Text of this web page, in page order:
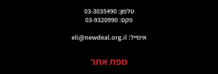
טלפון: 03-3035490
פקס: 03-9320990
אימייל: eli@newdeal.org.il
מפת אתר